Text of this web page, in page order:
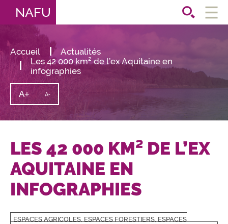
NAFU
Accueil
Actualités
Les 42 000 km² de l’ex Aquitaine en
infographies
A+ Augmenter
la
taille
du
A- Diminuer
taille
texte
LES 42 000 KM² DE L’EX
AQUITAINE EN
INFOGRAPHIES
ESPACES AGRICOLES, ESPACES FORESTIERS, ESPACES